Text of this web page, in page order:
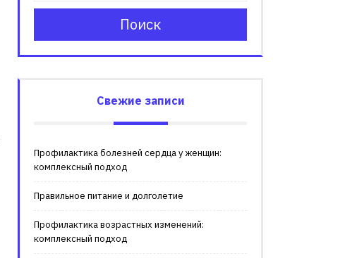
Поиск
Свежие записи
Профилактика болезней сердца у женщин:
комплексный подход
Правильное питание и долголетие
Профилактика возрастных изменений:
комплексный подход